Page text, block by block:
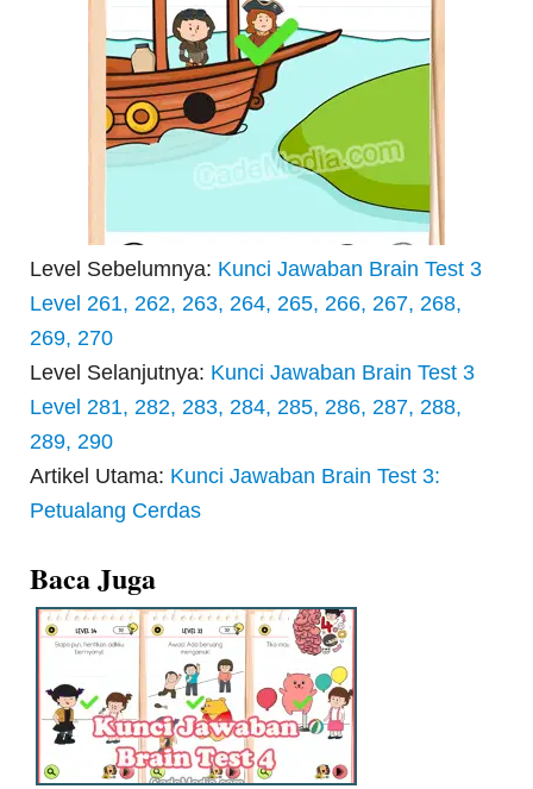
Level Sebelumnya: Kunci Jawaban Brain Test 3
Level 261, 262, 263, 264, 265, 266, 267, 268,
269, 270
Level Selanjutnya: Kunci Jawaban Brain Test 3
Level 281, 282, 283, 284, 285, 286, 287, 288,
289, 290
Artikel Utama: Kunci Jawaban Brain Test 3:
Petualang Cerdas
Baca Juga